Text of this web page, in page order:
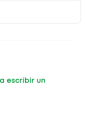
escribir un